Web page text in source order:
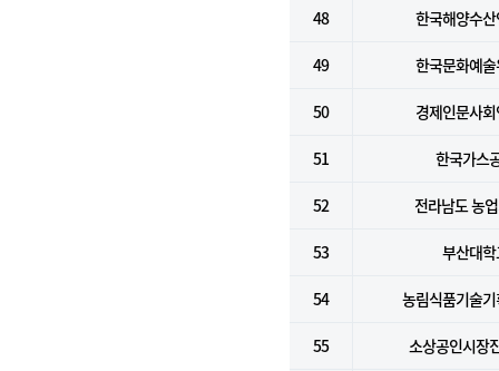
48 한국해양수
49 한국문화예
50 경제인문사
51 한국가스
52 전라남도 농
53 부산대
54 농림식품기술
55 소상공인시장